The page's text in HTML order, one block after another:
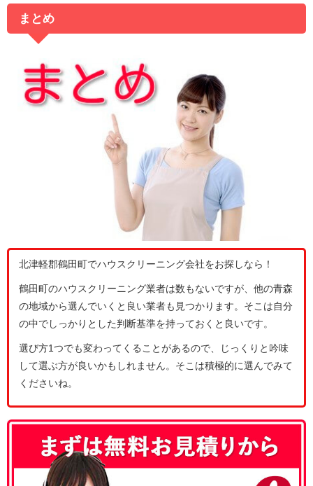
まとめ
北津軽郡鶴田町でハウスクリーニング会社をお探しなら！
鶴田町のハウスクリーニング業者は数もないですが、他の青森
の地域から選んでいくと良い業者も見つかります。そこは自分
の中でしっかりとした判断基準を持っておくと良いです。
選び方1つでも変わってくることがあるので、じっくりと吟味
して選ぶ方が良いかもしれません。そこは積極的に選んでみて
くださいね。